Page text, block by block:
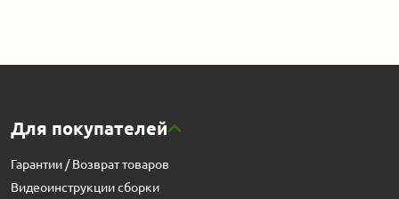
Для покупателей
Гарантии / Возврат товаров
Видеоинструкции сборки